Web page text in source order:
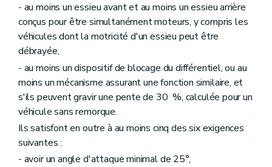
- au moins un essieu avant et au moins un essieu arrière
conçus pour être simultanément moteurs, y compris les
véhicules dont la motricité d'un essieu peut être
débrayée,
- au moins un dispositif de blocage du différentiel, ou au
moins un mécanisme assurant une fonction similaire, et
s'ils peuvent gravir une pente de 30 %, calculée pour un
véhicule sans remorque.
Ils satisfont en outre à au moins cinq des six exigences
suivantes :
- avoir un angle d'attaque minimal de 25°,